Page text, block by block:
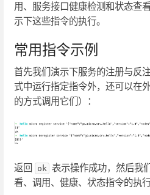
用、服务接口健康检测和状态查
示下这些指令的执行。
常用指令示例
首先我们演示下服务的注册与反
式中运行指定指令外，还可以在
的方式调用它们）：
返回 ok 表示操作成功，然后我
看、调用、健康、状态指令的执行